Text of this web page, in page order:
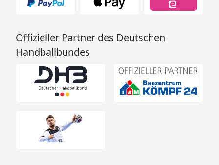
Offizieller Partner des Deutschen
Handballbundes